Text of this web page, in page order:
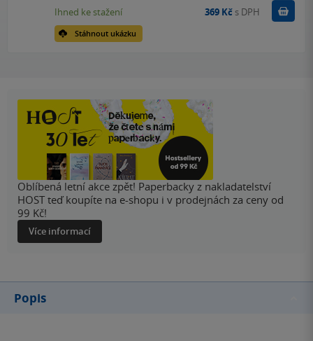
Stáhnout ukázku
Ihned ke stažení 369 Kč s DPH Koupit
Oblíbená letní akce zpět! Paperbacky z nakladatelství
HOST teď koupíte na e-shopu i v prodejnách za ceny od
99 Kč!
Více informací
Popis